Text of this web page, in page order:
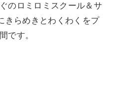
のロミロミスクール＆サ
きらめきとわくわくをプ
です。